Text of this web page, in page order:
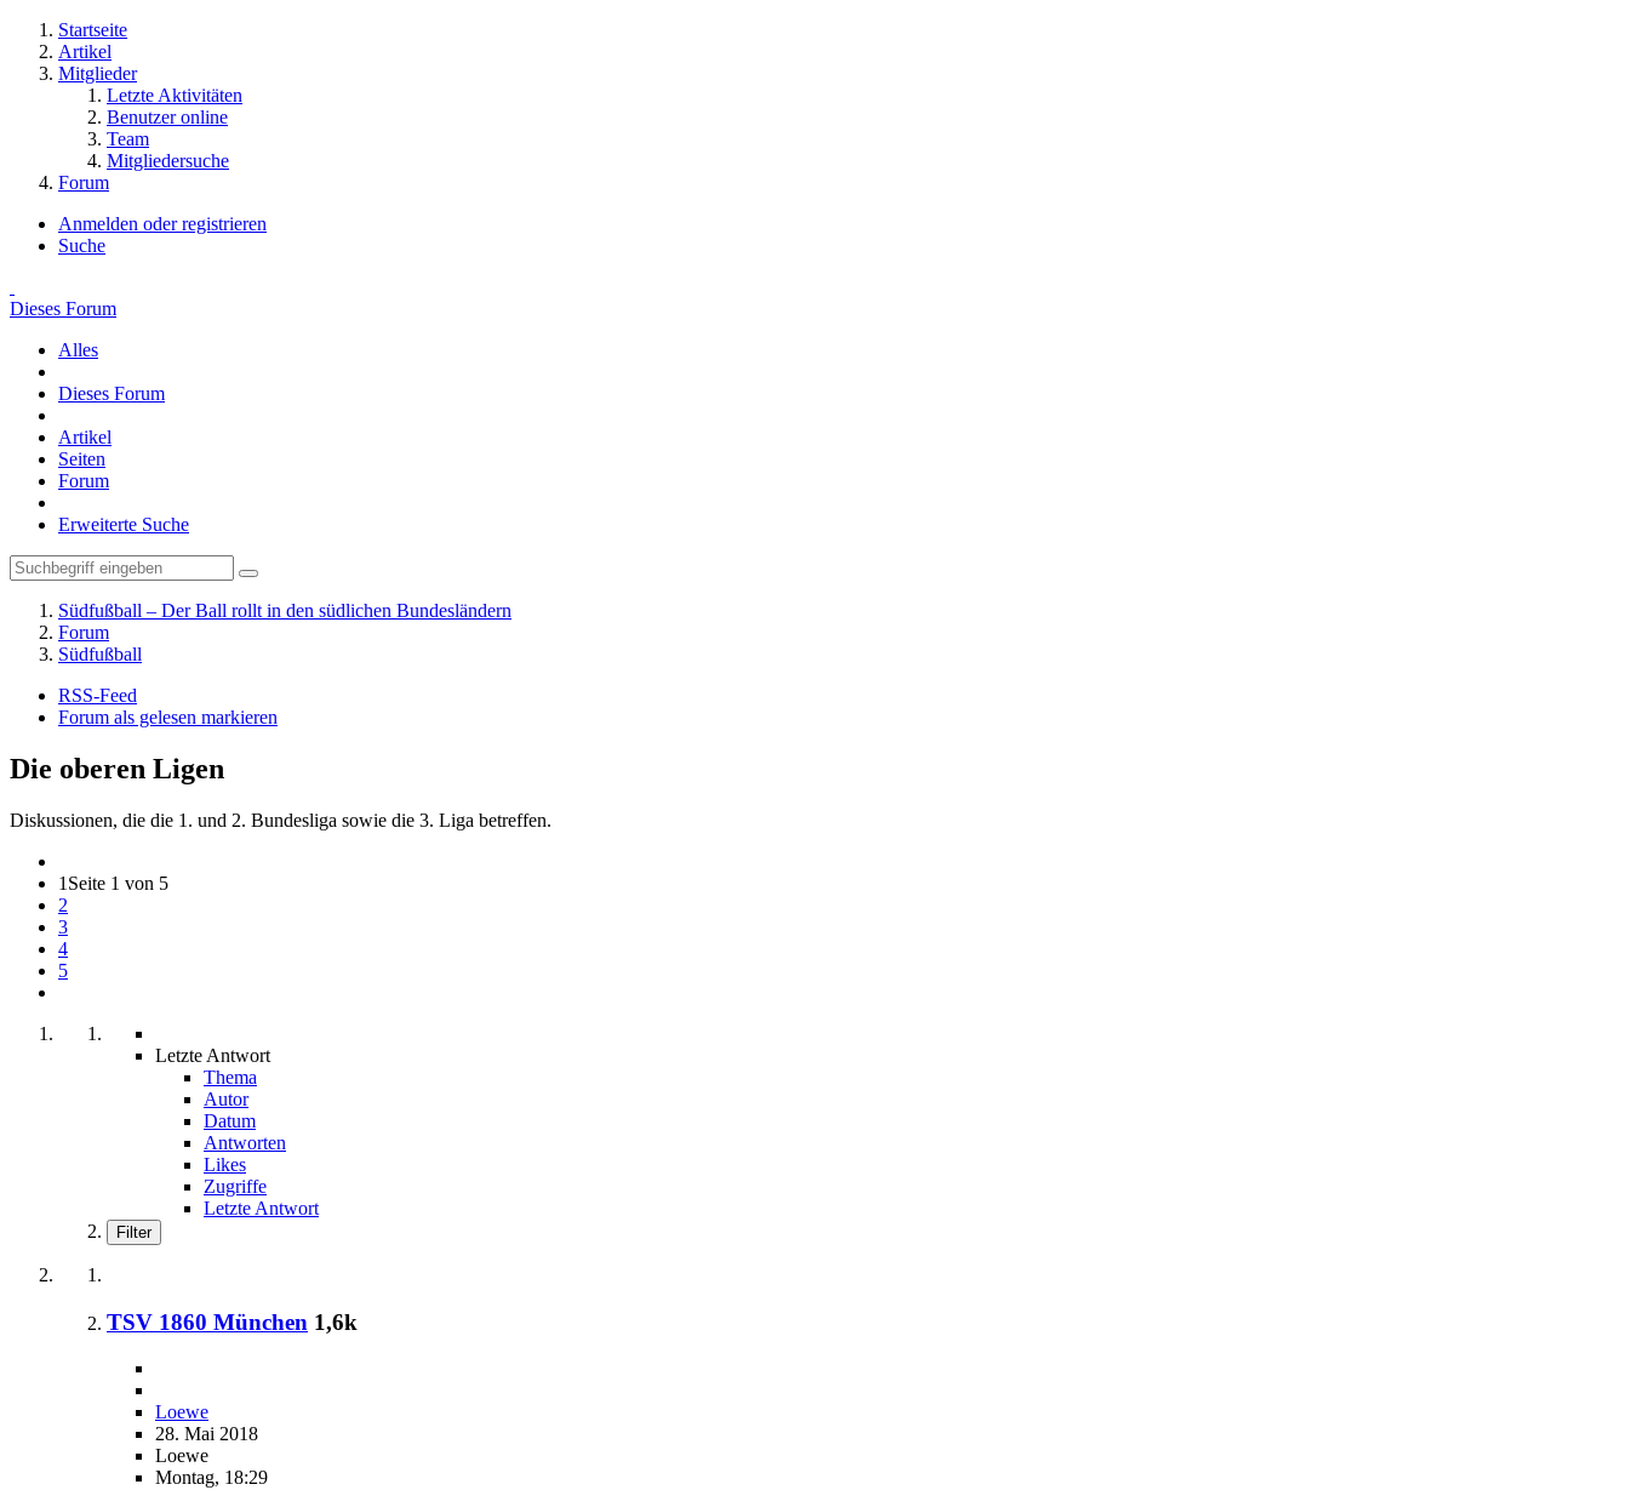
Startseite
Artikel
Mitglieder
Letzte Aktivitäten
Benutzer online
Team
Mitgliedersuche
Forum
Anmelden oder registrieren
Suche
Dieses Forum
Alles
Dieses Forum
Artikel
Seiten
Forum
Erweiterte Suche
Südfußball – Der Ball rollt in den südlichen Bundesländern
Forum
Südfußball
RSS-Feed
Forum als gelesen markieren
Die oberen Ligen
Diskussionen, die die 1. und 2. Bundesliga sowie die 3. Liga betreffen.
1 Seite 1 von 5
2
3
4
5
Letzte Antwort
Thema
Autor
Datum
Antworten
Likes
Zugriffe
Letzte Antwort
Filter
TSV 1860 München 1,6k
Loewe
28. Mai 2018
Loewe
Montag, 18:29